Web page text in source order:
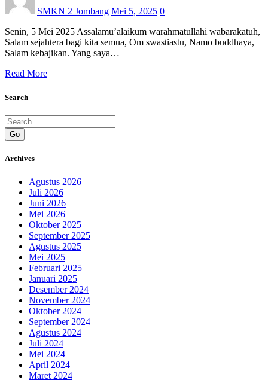
SMKN 2 Jombang Mei 5, 2025 0
Senin, 5 Mei 2025 Assalamu’alaikum warahmatullahi wabarakatuh,
Salam sejahtera bagi kita semua, Om swastiastu, Namo buddhaya,
Salam kebajikan. Yang saya…
Read More
Search
Go
Archives
Agustus 2026
Juli 2026
Juni 2026
Mei 2026
Oktober 2025
September 2025
Agustus 2025
Mei 2025
Februari 2025
Januari 2025
Desember 2024
November 2024
Oktober 2024
September 2024
Agustus 2024
Juli 2024
Mei 2024
April 2024
Maret 2024